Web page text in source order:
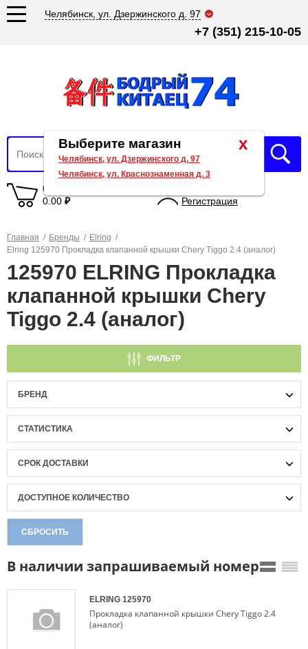
Челябинск, ул. Дзержинского д. 97
+7 (351) 215-10-05
0 товаров
0.00 ₽
Регистрация
Главная / Бренды / Elring /
Elring 125970 Прокладка клапанной крышки Chery Tiggo 2.4 (аналог)
125970 ELRING Прокладка
клапанной крышки Chery
Tiggo 2.4 (аналог)
ФИЛЬТР
БРЕНД
СТАТИСТИКА
СРОК ДОСТАВКИ
ДОСТУПНОЕ КОЛИЧЕСТВО
СБРОСИТЬ
В наличии запрашиваемый номер
ELRING 125970
Прокладка клапанной крышки Chery Tiggo 2.4
(аналог)
x
Выберите магазин
Челябинск, ул. Дзержинского д. 97
Челябинск, ул. Краснознаменная д. 3